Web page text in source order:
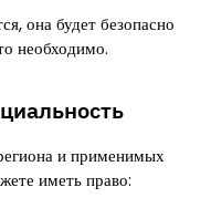
она будет безопасно
необходимо.
и применимых
иметь право: